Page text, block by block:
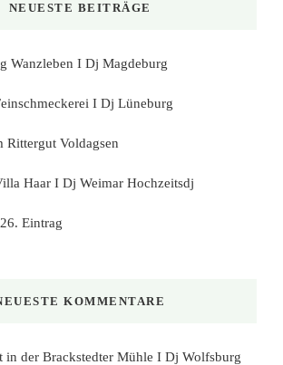
NEUESTE BEITRÄGE
Wanzleben I Dj Magdeburg
I Dj Lüneburg
Rittergut Voldagsen
Haar I Dj Weimar Hochzeitsdj
Eintrag
KOMMENTARE
in der Brackstedter Mühle I Dj Wolfsburg